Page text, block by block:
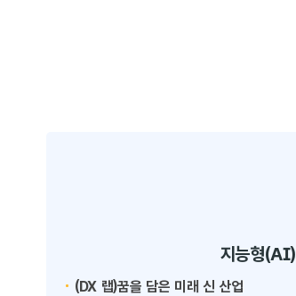
지능형
(DX 랩)꿈을 담은 미래 신 산업